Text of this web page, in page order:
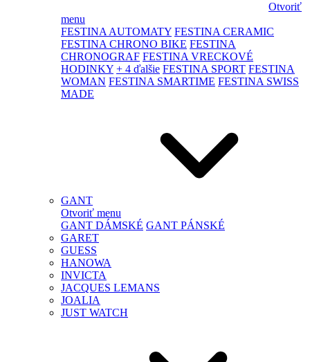
Otvoriť
menu
FESTINA AUTOMATY FESTINA CERAMIC
FESTINA CHRONO BIKE FESTINA
CHRONOGRAF FESTINA VRECKOVÉ
HODINKY + 4 ďalšie FESTINA SPORT FESTINA
WOMAN FESTINA SMARTIME FESTINA SWISS
MADE
GANT
Otvoriť menu
GANT DÁMSKÉ GANT PÁNSKÉ
GARET
GUESS
HANOWA
INVICTA
JACQUES LEMANS
JOALIA
JUST WATCH